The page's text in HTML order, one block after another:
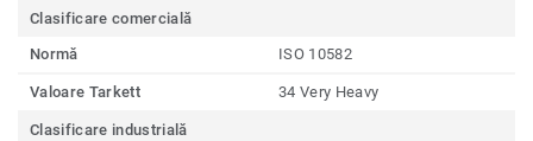
Clasificare comercială
Normă
ISO 10582
Valoare Tarkett 34 Very Heavy
Clasificare industrială